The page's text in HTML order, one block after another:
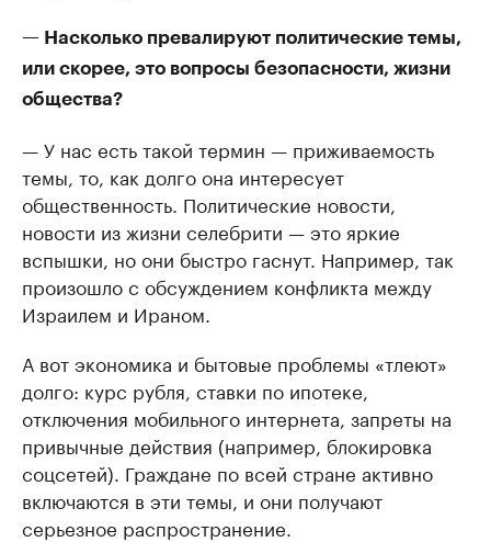
— Насколько превалируют политические темы,
или скорее, это вопросы безопасности, жизни
общества?
— У нас есть такой термин — приживаемость
темы, то, как долго она интересует
общественность. Политические новости,
новости из жизни селебрити — это яркие
вспышки, но они быстро гаснут. Например, так
произошло с обсуждением конфликта между
Израилем и Ираном.
А вот экономика и бытовые проблемы «тлеют»
долго: курс рубля, ставки по ипотеке,
отключения мобильного интернета, запреты на
привычные действия (например, блокировка
соцсетей). Граждане по всей стране активно
включаются в эти темы, и они получают
серьезное распространение.